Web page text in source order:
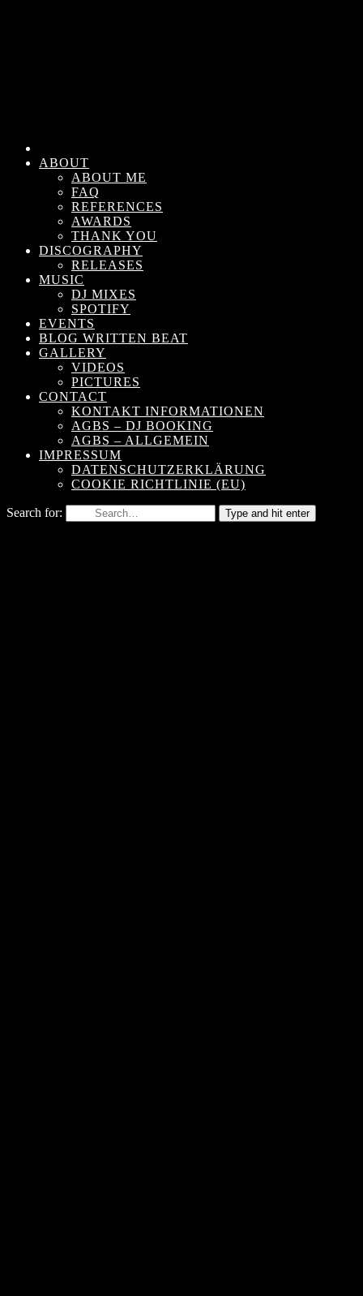
ABOUT
ABOUT ME
FAQ
REFERENCES
AWARDS
THANK YOU
DISCOGRAPHY
RELEASES
MUSIC
DJ MIXES
SPOTIFY
EVENTS
BLOG WRITTEN BEAT
GALLERY
VIDEOS
PICTURES
CONTACT
KONTAKT INFORMATIONEN
AGBS – DJ BOOKING
AGBS – ALLGEMEIN
IMPRESSUM
DATENSCHUTZERKLÄRUNG
COOKIE RICHTLINIE (EU)
Search for: Type and hit enter